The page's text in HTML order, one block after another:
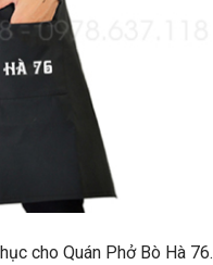
cho Quán Phở Bò Hà 76.